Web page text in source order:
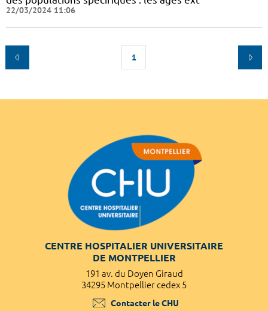
22/03/2024 11:06
1
CENTRE HOSPITALIER UNIVERSITAIRE
DE MONTPELLIER
191 av. du Doyen Giraud
34295 Montpellier cedex 5
Contacter le CHU